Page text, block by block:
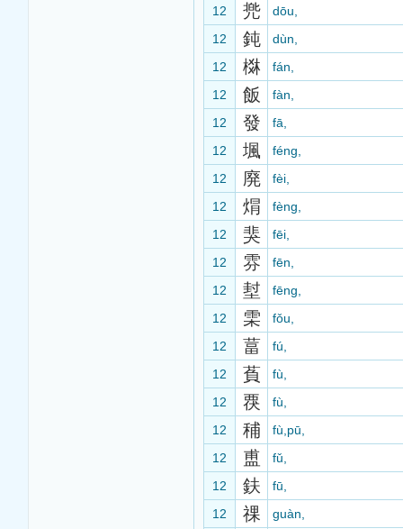
12
兠
dōu,
12
鈍
dùn,
12
棥
fán,
12
飯
fàn,
12
發
fā,
12
堸
féng,
12
廃
fèi,
12
焨
fèng,
12
猆
fēi,
12
雰
fēn,
12
堼
fēng,
12
雬
fǒu,
12
葍
fú,
12
萯
fù,
12
覄
fù,
12
秿
fù,pū,
12
盙
fǔ,
12
鈇
fū,
12
祼
guàn,